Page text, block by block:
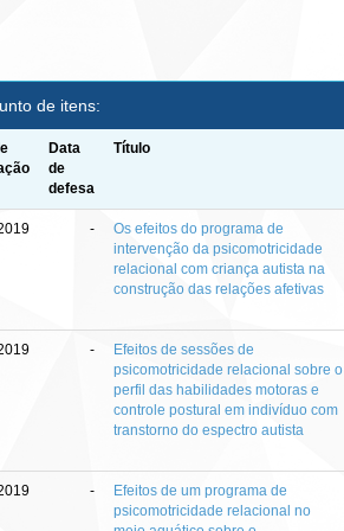
de itens:
Data
de
defesa
Título
-
Os efeitos do programa de
intervenção da psicomotricidade
relacional com criança autista na
construção das relações afetivas
-
Efeitos de sessões de
psicomotricidade relacional sobre o
perfil das habilidades motoras e
controle postural em indivíduo com
transtorno do espectro autista
-
Efeitos de um programa de
psicomotricidade relacional no